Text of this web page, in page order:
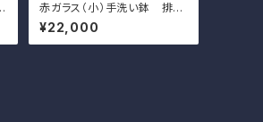
赤ガラス（小）手洗い鉢 排水
金具付き
¥22,000